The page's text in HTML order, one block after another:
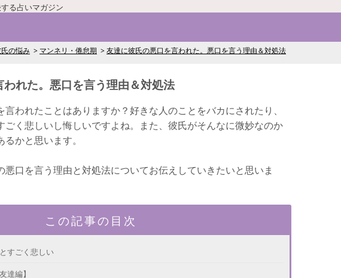
る占いマガジン
の悩み マンネリ・倦怠期 友達に彼氏の悪口を言われた。悪口を言う理由＆対処法
れた。悪口を言う理由＆対処法
われたことはありますか？好きな人のことをバカにされたり、
ごく悲しいし悔しいですよね。また、彼氏がそんなに微妙なのか
かと思います。
口を言う理由と対処法についてお伝えしていきたいと思いま
この記事の目次
すごく悲しい
達編】